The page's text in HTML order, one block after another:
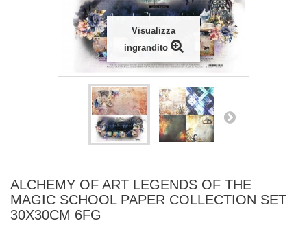
Visualizza
ingrandito
ALCHEMY OF ART LEGENDS OF THE
MAGIC SCHOOL PAPER COLLECTION SET
30X30CM 6FG